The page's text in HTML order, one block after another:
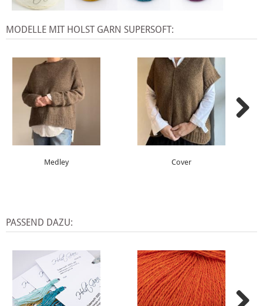
MODELLE MIT HOLST GARN SUPERSOFT:
Medley Cover
PASSEND DAZU: